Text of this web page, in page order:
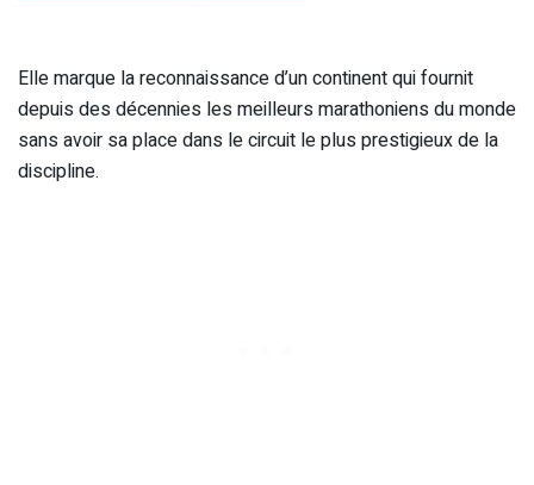
Elle marque la reconnaissance d’un continent qui fournit
depuis des décennies les meilleurs marathoniens du monde
sans avoir sa place dans le circuit le plus prestigieux de la
discipline.